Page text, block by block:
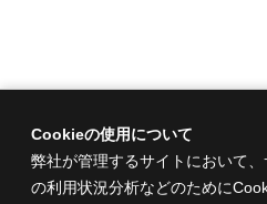
Cookieの使用について
弊社が管理するサイトにおいて
の利用状況分析などのために